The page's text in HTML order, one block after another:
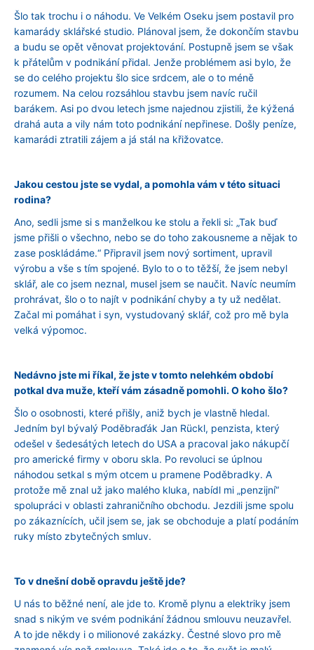
Šlo tak trochu i o náhodu. Ve Velkém Oseku jsem postavil pro
kamarády sklářské studio. Plánoval jsem, že dokončím stavbu
a budu se opět věnovat projektování. Postupně jsem se však
k přátelům v podnikání přidal. Jenže problémem asi bylo, že
se do celého projektu šlo sice srdcem, ale o to méně
rozumem. Na celou rozsáhlou stavbu jsem navíc ručil
barákem. Asi po dvou letech jsme najednou zjistili, že kýžená
drahá auta a vily nám toto podnikání nepřinese. Došly peníze,
kamarádi ztratili zájem a já stál na křižovatce.
Jakou cestou jste se vydal, a pomohla vám v této situaci
rodina?
Ano, sedli jsme si s manželkou ke stolu a řekli si: „Tak buď
jsme přišli o všechno, nebo se do toho zakousneme a nějak to
zase poskládáme.“ Připravil jsem nový sortiment, upravil
výrobu a vše s tím spojené. Bylo to o to těžší, že jsem nebyl
sklář, ale co jsem neznal, musel jsem se naučit. Navíc neumím
prohrávat, šlo o to najít v podnikání chyby a ty už nedělat.
Začal mi pomáhat i syn, vystudovaný sklář, což pro mě byla
velká výpomoc.
Nedávno jste mi říkal, že jste v tomto nelehkém období
potkal dva muže, kteří vám zásadně pomohli. O koho šlo?
Šlo o osobnosti, které přišly, aniž bych je vlastně hledal.
Jedním byl bývalý Poděbraďák Jan Rückl, penzista, který
odešel v šedesátých letech do USA a pracoval jako nákupčí
pro americké firmy v oboru skla. Po revoluci se úplnou
náhodou setkal s mým otcem u pramene Poděbradky. A
protože mě znal už jako malého kluka, nabídl mi „penzijní“
spolupráci v oblasti zahraničního obchodu. Jezdili jsme spolu
po zákaznících, učil jsem se, jak se obchoduje a platí podáním
ruky místo zbytečných smluv.
To v dnešní době opravdu ještě jde?
U nás to běžné není, ale jde to. Kromě plynu a elektriky jsem
snad s nikým ve svém podnikání žádnou smlouvu neuzavřel.
A to jde někdy i o milionové zakázky. Čestné slovo pro mě